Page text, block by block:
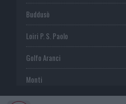
Buddusò
Loiri P. S. Paolo
Golfo Aranci
Monti
Telti